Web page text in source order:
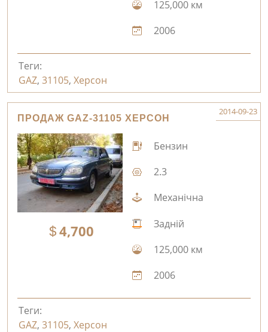
125,000 км
2006
Теги:
GAZ, 31105, Херсон
ПРОДАЖ GAZ-31105 ХЕРСОН
2014-09-23
4,700
Бензин
2.3
Механічна
Задній
125,000 км
2006
Теги:
GAZ, 31105, Херсон